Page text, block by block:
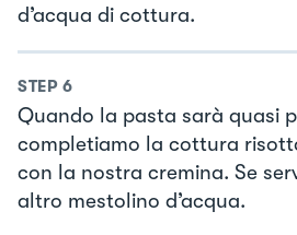
d’acqua di cottura.
STEP 6
Quando la pasta sarà quasi
completiamo la cottura
con la nostra cremina. Se
altro mestolino d’acqua.